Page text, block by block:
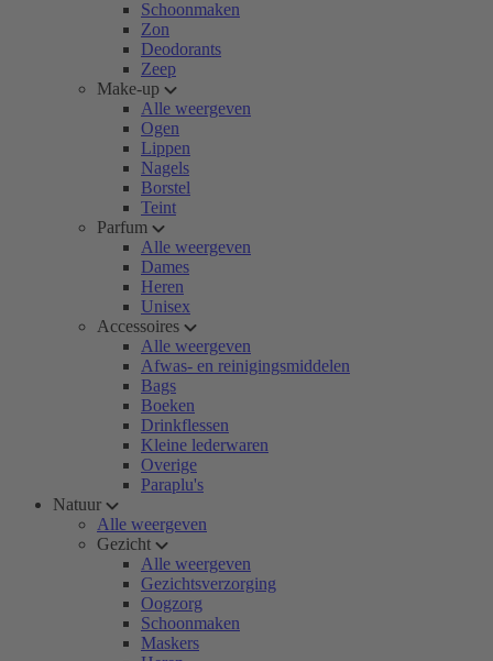
Schoonmaken
Zon
Deodorants
Zeep
Make-up
Alle weergeven
Ogen
Lippen
Nagels
Borstel
Teint
Parfum
Alle weergeven
Dames
Heren
Unisex
Accessoires
Alle weergeven
Afwas- en reinigingsmiddelen
Bags
Boeken
Drinkflessen
Kleine lederwaren
Overige
Paraplu's
Natuur
Alle weergeven
Gezicht
Alle weergeven
Gezichtsverzorging
Oogzorg
Schoonmaken
Maskers